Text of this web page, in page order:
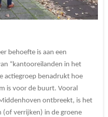
behoefte is aan een
“kantooreilanden in het
actiegroep benadrukt hoe
is voor de buurt. Vooral
ontbreekt, is het
(of verrijken) in de groene